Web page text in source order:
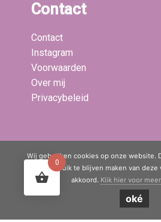
Contact
Contact
Instagram
Voorwaarden
Over mij
Privacybeleid
Laatste blogs:
© Copyright 2020 - 2026 Mama Boetiek
0
Wij gebruiken cookies op onze website.
door gebruik te blijven maken van
akkoord. Klik hier voor
oké